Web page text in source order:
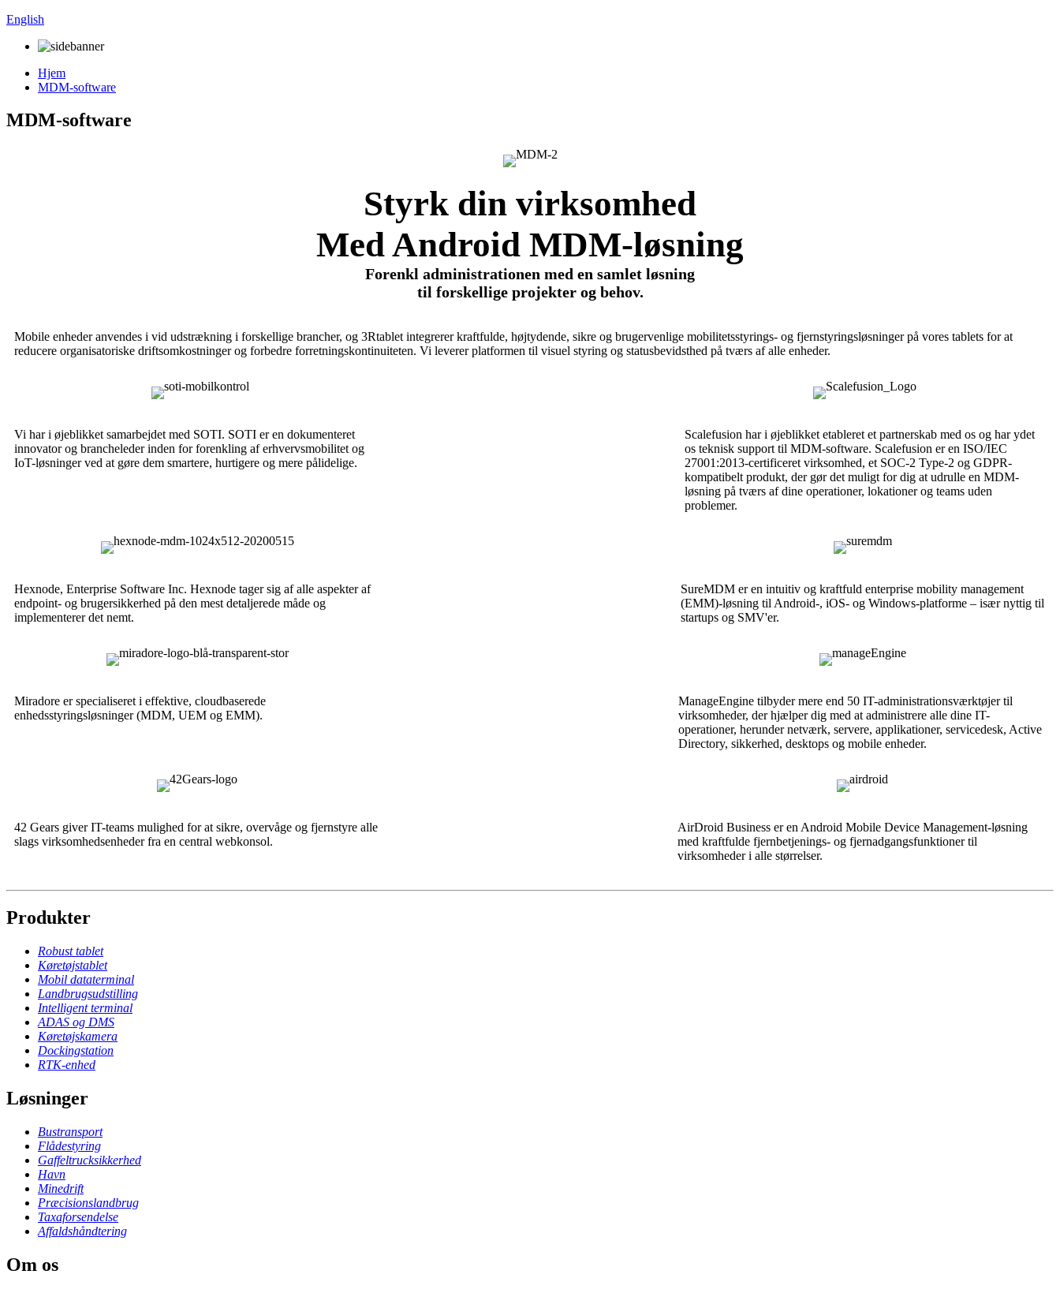
English
Hjem
MDM-software
MDM-software
Styrk din virksomhed
Med Android MDM-løsning
Forenkl administrationen med en samlet løsning
til forskellige projekter og behov.
Mobile enheder anvendes i vid udstrækning i forskellige brancher, og 3Rtablet integrerer kraftfulde, højtydende, sikre og brugervenlige mobilitetsstyrings- og fjernstyringsløsninger på vores tablets for at
reducere organisatoriske driftsomkostninger og forbedre forretningskontinuiteten. Vi leverer platformen til visuel styring og statusbevidsthed på tværs af alle enheder.
Vi har i øjeblikket samarbejdet med SOTI. SOTI er en dokumenteret
innovator og brancheleder inden for forenkling af erhvervsmobilitet og
IoT-løsninger ved at gøre dem smartere, hurtigere og mere pålidelige.
Scalefusion har i øjeblikket etableret et partnerskab med os og har ydet
os teknisk support til MDM-software. Scalefusion er en ISO/IEC
27001:2013-certificeret virksomhed, et SOC-2 Type-2 og GDPR-
kompatibelt produkt, der gør det muligt for dig at udrulle en MDM-
løsning på tværs af dine operationer, lokationer og teams uden
problemer.
Hexnode, Enterprise Software Inc. Hexnode tager sig af alle aspekter af
endpoint- og brugersikkerhed på den mest detaljerede måde og
implementerer det nemt.
SureMDM er en intuitiv og kraftfuld enterprise mobility management
(EMM)-løsning til Android-, iOS- og Windows-platforme – især nyttig til
startups og SMV'er.
Miradore er specialiseret i effektive, cloudbaserede
enhedsstyringsløsninger (MDM, UEM og EMM).
ManageEngine tilbyder mere end 50 IT-administrationsværktøjer til
virksomheder, der hjælper dig med at administrere alle dine IT-
operationer, herunder netværk, servere, applikationer, servicedesk, Active
Directory, sikkerhed, desktops og mobile enheder.
42 Gears giver IT-teams mulighed for at sikre, overvåge og fjernstyre alle
slags virksomhedsenheder fra en central webkonsol.
AirDroid Business er en Android Mobile Device Management-løsning
med kraftfulde fjernbetjenings- og fjernadgangsfunktioner til
virksomheder i alle størrelser.
Produkter
Robust tablet
Køretøjstablet
Mobil dataterminal
Landbrugsudstilling
Intelligent terminal
ADAS og DMS
Køretøjskamera
Dockingstation
RTK-enhed
Løsninger
Bustransport
Flådestyring
Gaffeltrucksikkerhed
Havn
Minedrift
Præcisionslandbrug
Taxaforsendelse
Affaldshåndtering
Om os